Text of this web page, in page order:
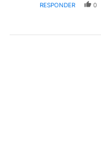
RESPONDER 0